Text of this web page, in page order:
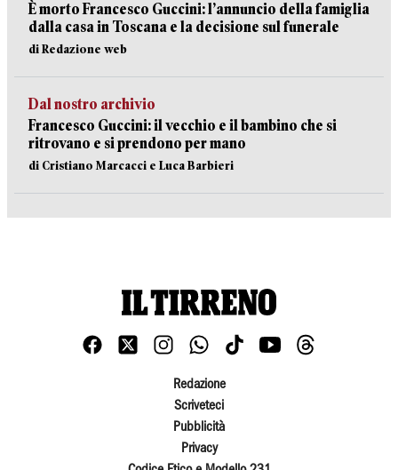
È morto Francesco Guccini: l’annuncio della famiglia
dalla casa in Toscana e la decisione sul funerale
di Redazione web
Dal nostro archivio
Francesco Guccini: il vecchio e il bambino che si
ritrovano e si prendono per mano
di Cristiano Marcacci e Luca Barbieri
Redazione
Scriveteci
Pubblicità
Privacy